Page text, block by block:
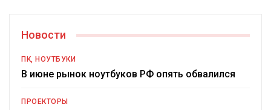
Новости
ПК, НОУТБУКИ
В июне рынок ноутбуков РФ опять обвалился
ПРОЕКТОРЫ